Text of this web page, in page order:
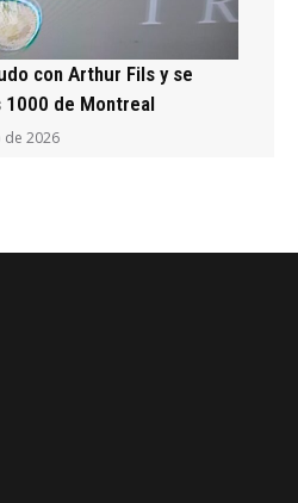
con Arthur Fils y se
de Montreal
de 2026